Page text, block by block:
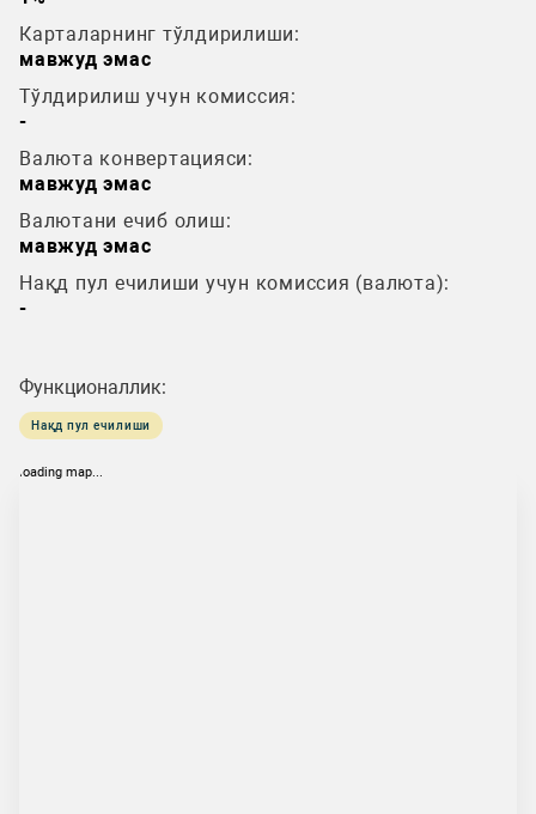
Карталарнинг тўлдирилиши:
мавжуд эмас
Тўлдирилиш учун комиссия:
-
Валюта конвертацияси:
мавжуд эмас
Валютани ечиб олиш:
мавжуд эмас
Нақд пул ечилиши учун комиссия (валюта):
-
Функционаллик:
Нақд пул ечилиши
loading map...